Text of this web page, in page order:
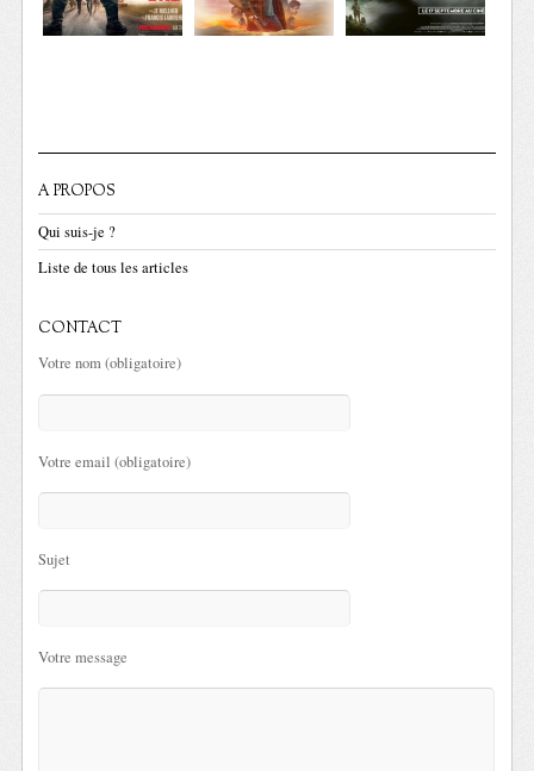
A PROPOS
Qui suis-je ?
Liste de tous les articles
CONTACT
Votre nom (obligatoire)
Votre email (obligatoire)
Sujet
Votre message